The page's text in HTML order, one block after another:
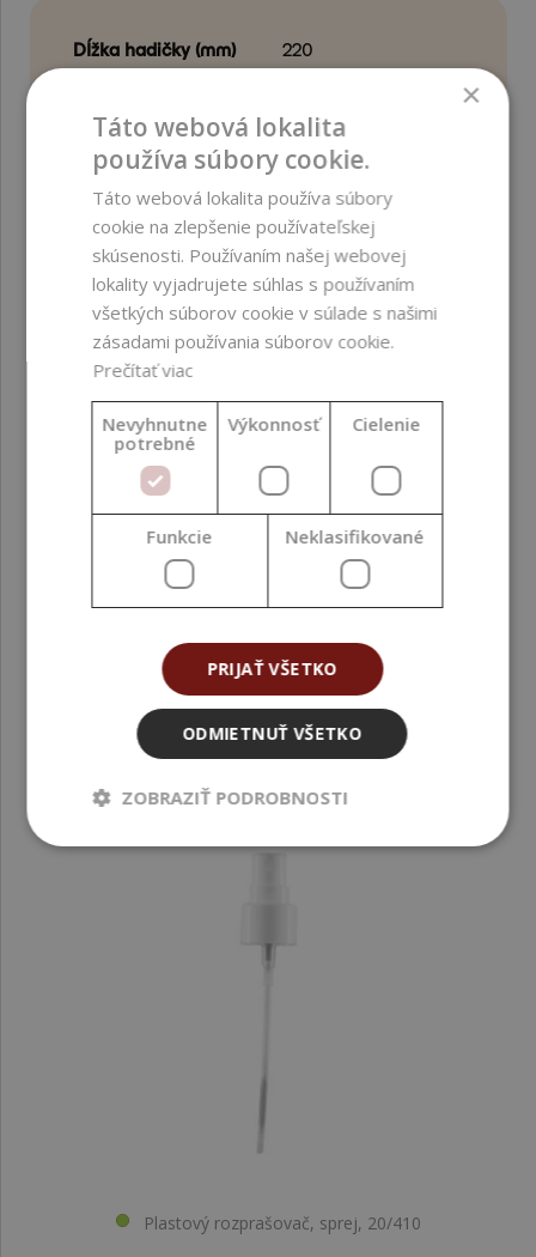
Dĺžka hadičky (mm) 220
Krajina pôvodu Európska únia
Materiál produktu PP ; Plast
Priemer (mm) 24
Typ závitu 20/410
Výška (mm) 43
SÚBORY NA STIAHNUTIE
SÚVISIACE PRODUKTY
Plastový rozprašovač, sprej, 20/410
×
Táto webová lokalita
používa súbory cookie.
Táto webová lokalita používa súbory
cookie na zlepšenie používateľskej
skúsenosti. Používaním našej webovej
lokality vyjadrujete súhlas s používaním
všetkých súborov cookie v súlade s našimi
zásadami používania súborov cookie.
Prečítať viac
Nevyhnutne
potrebné
Výkonnosť Cielenie
Funkcie Neklasifikované
PRIJAŤ VŠETKO
ODMIETNUŤ VŠETKO
ZOBRAZIŤ PODROBNOSTI